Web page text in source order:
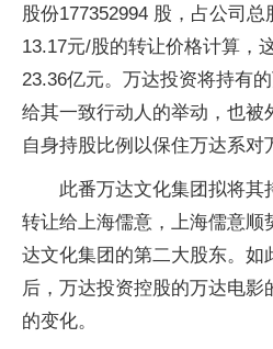
股份177352994 股，占公司总
13.17元/股的转让价格计算，
23.36亿元。万达投资将持有
给其一致行动人的举动，也被
自身持股比例以保住万达系对
此番万达文化集团拟将其
转让给上海儒意，上海儒意顺
达文化集团的第二大股东。如
后，万达投资控股的万达电影
的变化。